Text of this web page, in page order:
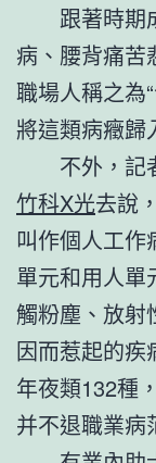
跟著時期
病、腰背痛苦
職場人稱之為
將這類病癥歸
不外，記
竹科X光去說
叫作個人工
單元和用人單
觸粉塵、放射
因而惹起的疾
年夜類132種
并不退職業病